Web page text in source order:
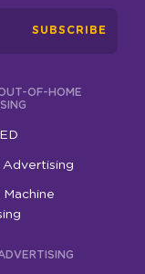
SUBSCRIBE
OF-HOME
Advertising
Machine